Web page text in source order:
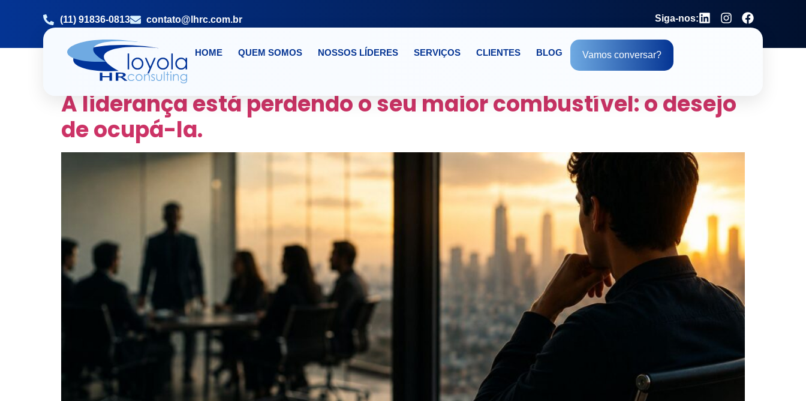
(11) 91836-0813 contato@lhrc.com.br Siga-nos:
HOME QUEM SOMOS NOSSOS LÍDERES SERVIÇOS CLIENTES BLOG Vamos conversar?
TAG:MENTORIA MAL FEITA AFASTA TALENTOS
A liderança está perdendo o seu maior combustível: o desejo
de ocupá-la.